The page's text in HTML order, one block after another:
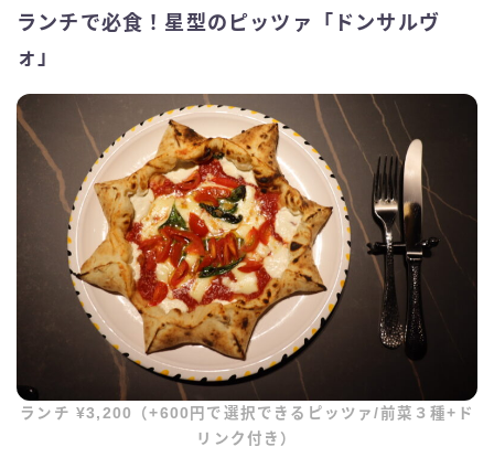
ランチで必食！星型のピッツァ「ドンサルヴ
ォ」
ランチ ¥3,200（+600円で選択できるピッツァ/前菜３種+ド
リンク付き）